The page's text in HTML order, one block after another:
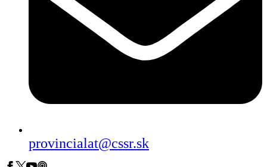
provincialat@cssr.sk